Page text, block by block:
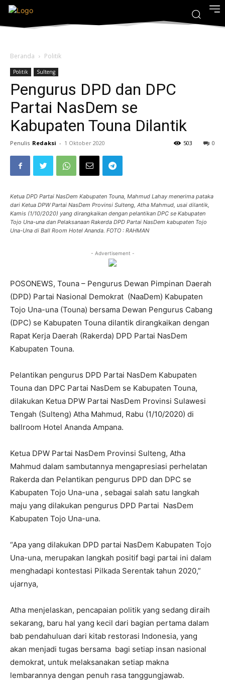
Beranda Politik
Politik Sulteng
Pengurus DPD dan DPC
Partai NasDem se
Kabupaten Touna Dilantik
Penulis Redaksi - 1 Oktober 2020 0
503
Ketua DPD Partai NasDem Kabupaten Touna, Mahmud Lahay menerima pataka
dari Ketua DPW Partai NasDem Provinsi Sulteng, Atha Mahmud, usai dilantik,
Kamis (1/10/2020) yang dirangkaikan dengan pelantikan DPC se Kabupaten
Tojo Una-una dan Pelaksanaan Rakerda DPD Partai NasDem kabupaten Tojo
Una-Una di Ball Room Hotel Ananda. FOTO : RAHMAN
- Advertisement -
POSONEWS, Touna – Pengurus Dewan Pimpinan Daerah
(DPD) Partai Nasional Demokrat (NaaDem) Kabupaten
Tojo Una-una (Touna) bersama Dewan Pengurus Cabang
(DPC) se Kabupaten Touna dilantik dirangkaikan dengan
Rapat Kerja Daerah (Rakerda) DPD Partai NasDem
Kabupaten Touna.
Pelantikan pengurus DPD Partai NasDem Kabupaten
Touna dan DPC Partai NasDem se Kabupaten Touna,
dilakukan Ketua DPW Partai NasDem Provinsi Sulawesi
Tengah (Sulteng) Atha Mahmud, Rabu (1/10/2020) di
ballroom Hotel Ananda Ampana.
Ketua DPW Partai NasDem Provinsi Sulteng, Atha
Mahmud dalam sambutannya mengapresiasi perhelatan
Rakerda dan Pelantikan pengurus DPD dan DPC se
Kabupaten Tojo Una-una , sebagai salah satu langkah
maju yang dilakukan pengurus DPD Partai NasDem
Kabupaten Tojo Una-una.
“Apa yang dilakukan DPD partai NasDem Kabupaten Tojo
Una-una, merupakan langkah positif bagi partai ini dalam
menghadapi kontestasi Pilkada Serentak tahun 2020,”
ujarnya,
Atha menjelaskan, pencapaian politik yang sedang diraih
sekarang, baru hal yang kecil dari bagian pertama dalam
bab pendahuluan dari kitab restorasi Indonesia, yang
akan menjadi tugas bersama bagi setiap insan nasional
demokrat, untuk melaksanakan setiap makna
lembarannya dengan penuh rasa tanggungjawab.